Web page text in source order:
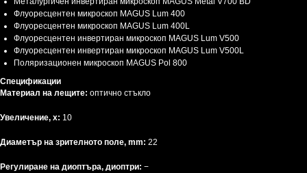
Флуоресцентен микроскоп MAGUS Lum 400
Флуоресцентен микроскоп MAGUS Lum 400L
Флуоресцентен инвертиран микроскоп MAGUS Lum V500
Флуоресцентен инвертиран микроскоп MAGUS Lum V500L
Поляризационен микроскоп MAGUS Pol 800
Спецификации
Материал на лещите: оптично стъкло
Увеличение, x: 10
Диаметър на зрителното поле, mm: 22
Регулиране на диоптъра, диоптри: −